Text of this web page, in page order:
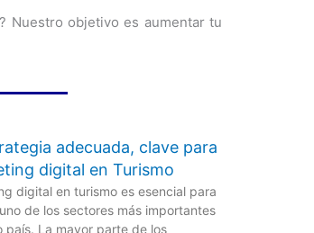
Nuestro objetivo es aumentar tu
adecuada, clave para
digital en Turismo
digital en turismo es esencial para
de los sectores más importantes
país. La mayor parte de los